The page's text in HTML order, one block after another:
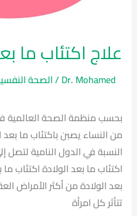
علاج اكتئاب ما
الصحة/Dr. Mohamed
من النساء يصبن باكتئاب ما
اكتئاب ما بعد الولادة اكتئاب
بعد الولادة من أكثر الأمراض
تتأثر كل امرأة